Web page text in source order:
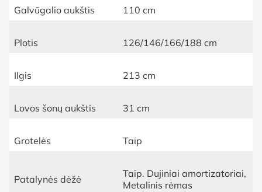
Galvūgalio aukštis 110 cm
Plotis 126/146/166/188 cm
Ilgis 213 cm
Lovos šonų aukštis 31 cm
Grotelės Taip
Patalynės dėžė
Taip. Dujiniai amortizatoriai,
Metalinis rėmas